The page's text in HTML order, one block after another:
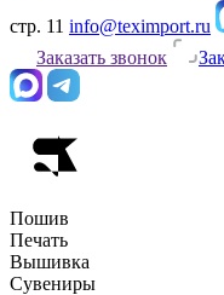
стр. 11 info@teximport.ru
Заказать звонок
Пошив
Печать
Вышивка
Сувениры